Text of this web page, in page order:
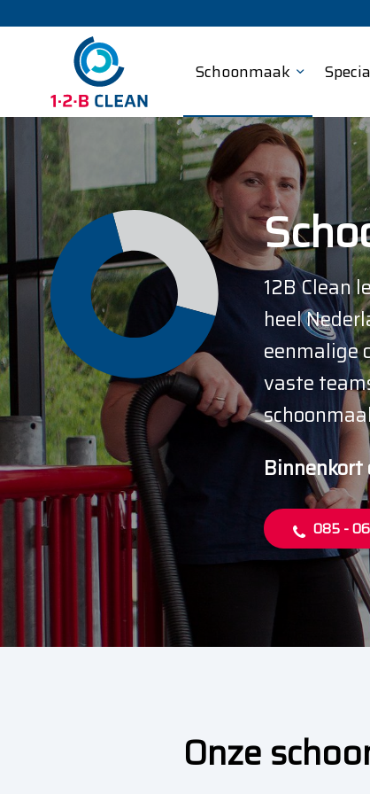
Schoonmaak
12B Clean
heel
eenmalige
vaste
Binnenkort
085 -
Onze